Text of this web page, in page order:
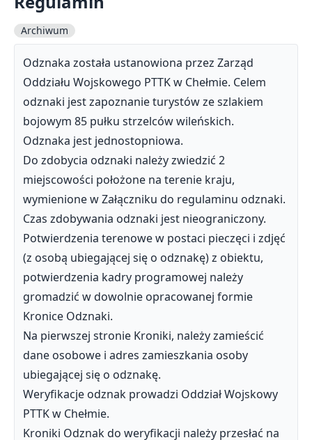
Archiwum
Odznaka została ustanowiona przez Zarząd
Oddziału Wojskowego PTTK w Chełmie. Celem
odznaki jest zapoznanie turystów ze szlakiem
bojowym 85 pułku strzelców wileńskich.
Odznaka jest jednostopniowa.
Do zdobycia odznaki należy zwiedzić 2
miejscowości położone na terenie kraju,
wymienione w Załączniku do regulaminu odznaki.
Czas zdobywania odznaki jest nieograniczony.
Potwierdzenia terenowe w postaci pieczęci i zdjęć
(z osobą ubiegającej się o odznakę) z obiektu,
potwierdzenia kadry programowej należy
gromadzić w dowolnie opracowanej formie
Kronice Odznaki.
Na pierwszej stronie Kroniki, należy zamieścić
dane osobowe i adres zamieszkania osoby
ubiegającej się o odznakę.
Weryfikacje odznak prowadzi Oddział Wojskowy
PTTK w Chełmie.
Kroniki Odznak do weryfikacji należy przesłać na